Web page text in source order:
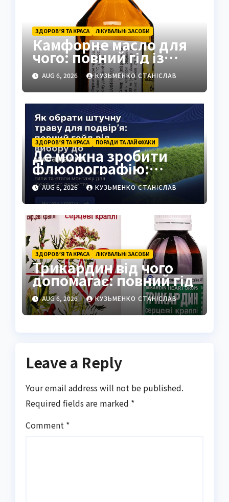
ЗДОРОВ’Я ТА КРАСА ЛІКУВАЛЬНІ ЗАСОБИ
Камфорне масло для
чого: повний гід із
застосуванням і
властивостями
AUG 6, 2026 КУЗЬМЕНКО СТАНІСЛАВ
ЗДОРОВ’Я ТА КРАСА ПОРАДИ ТА ЛАЙФХАКИ
Де можна зробити
флюорографію:
повний гід для
українців
AUG 6, 2026 КУЗЬМЕНКО СТАНІСЛАВ
ЗДОРОВ’Я ТА КРАСА ЛІКУВАЛЬНІ ЗАСОБИ
Трикардин від чого
допомагає: повний гід
AUG 6, 2026 КУЗЬМЕНКО СТАНІСЛАВ
Leave a Reply
Your email address will not be published.
Required fields are marked *
Comment *